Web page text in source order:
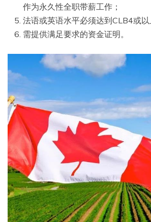
作为永久性全职带薪工作；
法语或英语水平必须达到CLB4或以
需提供满足要求的资金证明。